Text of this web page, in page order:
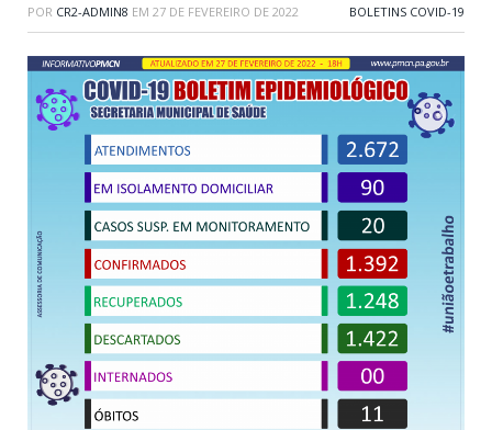
POR CR2-ADMIN8 EM 27 DE FEVEREIRO DE 2022 BOLETINS COVID-19